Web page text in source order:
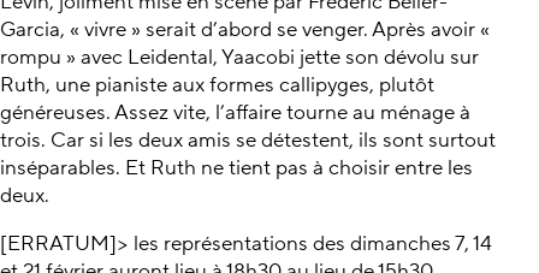
Garcia, « vivre » serait d’abord se venger. Après avoir «
rompu » avec Leidental, Yaacobi jette son dévolu sur
Ruth, une pianiste aux formes callipyges, plutôt
généreuses. Assez vite, l’affaire tourne au ménage à
trois. Car si les deux amis se détestent, ils sont surtout
inséparables. Et Ruth ne tient pas à choisir entre les
deux.
[ERRATUM]> les représentations des dimanches 7, 14